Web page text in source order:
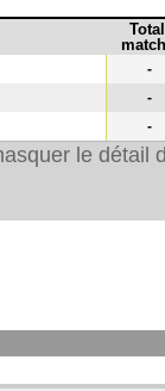
Total
-
-
-
le détail